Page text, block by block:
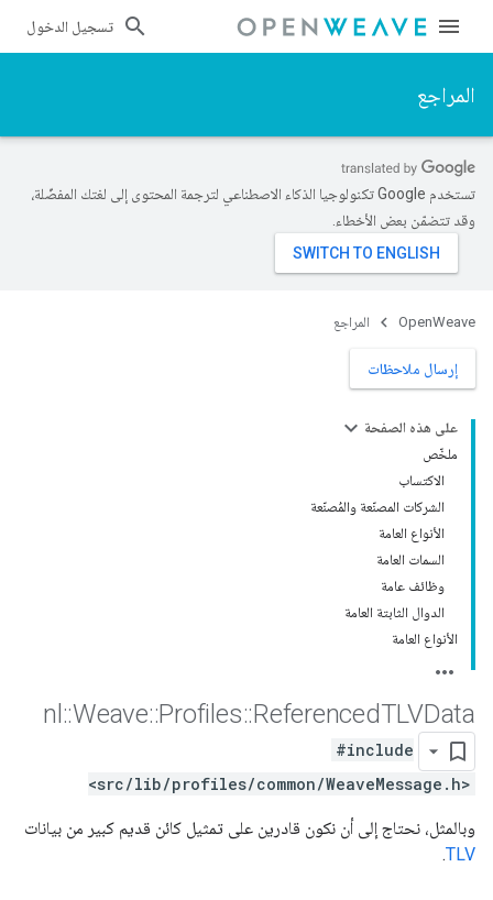
تسجيل الدخول
المراجع
تستخدم Google تكنولوجيا الذكاء الاصطناعي لترجمة المحتوى إلى لغتك المفضّلة،
وقد تتضمّن بعض الأخطاء.
OpenWeave المراجع
إرسال ملاحظات
على هذه الصفحة
ملخّص
الاكتساب
الشركات المصنّعة والمُصنّعة
الأنواع العامة
السمات العامة
وظائف عامة
الدوال الثابتة العامة
الأنواع العامة
nl ::Weave::Profiles::ReferencedTLVData
#include
<src/lib/profiles/common/WeaveMessage.h>
وبالمثل، نحتاج إلى أن نكون قادرين على تمثيل كائن قديم كبير من بيانات
TLV
.